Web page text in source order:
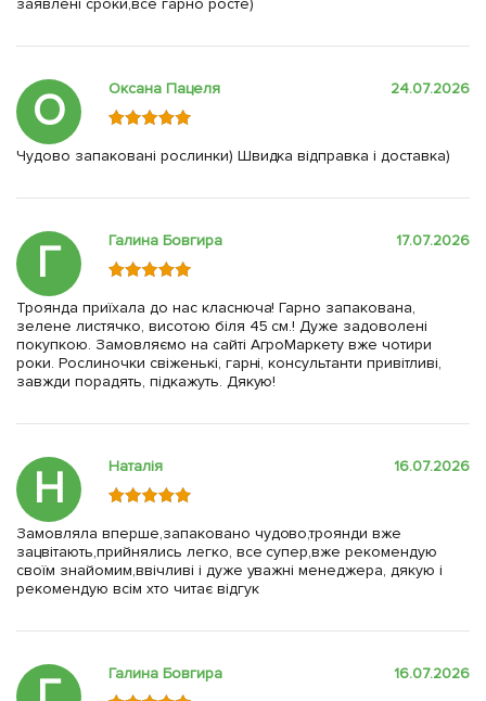
заявлені сроки,все гарно росте)
О Оксана Пацеля 24.07.2026
Чудово запаковані рослинки) Швидка відправка і доставка)
Г Галина Бовгира 17.07.2026
Троянда приїхала до нас класнюча! Гарно запакована,
зелене листячко, висотою біля 45 см.! Дуже задоволені
покупкою. Замовляємо на сайті АгроМаркету вже чотири
роки. Рослиночки свіженькі, гарні, консультанти привітливі,
завжди порадять, підкажуть. Дякую!
Н Наталія 16.07.2026
Замовляла вперше,запаковано чудово,троянди вже
зацвітають,прийнялись легко, все супер,вже рекомендую
своїм знайомим,ввічливі і дуже уважні менеджера, дякую і
рекомендую всім хто читає відгук
Галина Бовгира 16.07.2026